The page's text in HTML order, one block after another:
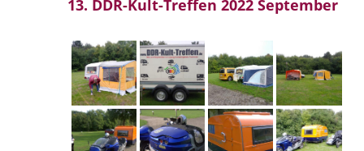
13. DDR-Kult-Treffen 2022 September